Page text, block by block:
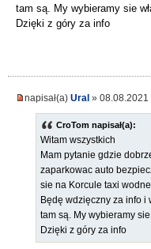
tam są. My wybieramy sie
Dzięki z góry za info
napisał(a) Ural » 08.08.2021
CroTom napisał(a):
Witam wszystkich
Mam pytanie gdzie
zaparkowac auto
sie na Korcule taxi
Będę wdzięczny za info
tam są. My wybieramy sie
Dzięki z góry za info